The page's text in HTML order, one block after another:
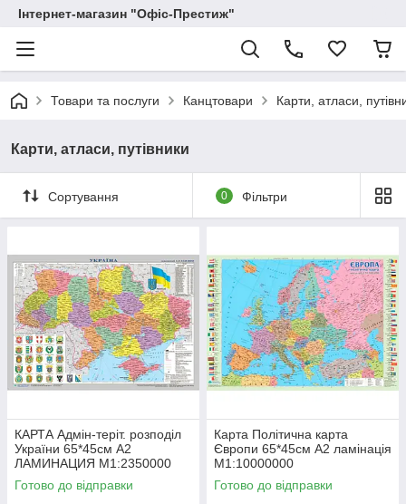
Інтернет-магазин "Офіс-Престиж"
Товари та послуги Канцтовари Карти, атласи,
Карти, атласи, путівники
Сортування 0 Фільтри
КАРТА Адмін-теріт. розподіл
України 65*45см А2
ЛАМИНАЦИЯ М1:2350000
Готово до відправки
Карта Політична карта
Європи 65*45см А2 ламінація
М1:10000000
Готово до відправки